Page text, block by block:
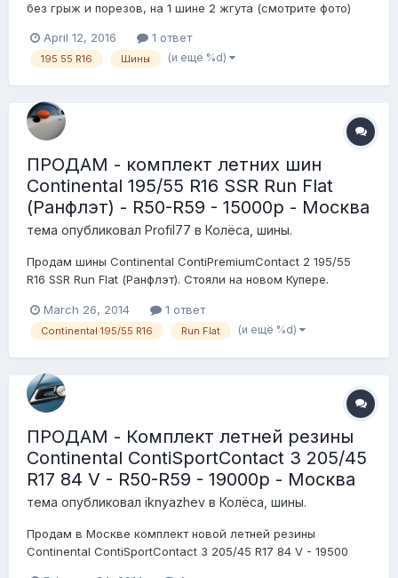
без грыж и порезов, на 1 шине 2 жгута (смотрите фото)
896013133 шесть шесть Александр
April 12, 2016 1 ответ
195 55 R16 Шины (и ещё %d)
ПРОДАМ - комплект летних шин
Continental 195/55 R16 SSR Run Flat
(Ранфлэт) - R50-R59 - 15000р - Москва
тема опубликовал Profil77 в Колёса, шины.
Продам шины Continental ContiPremiumContact 2 195/55
R16 SSR Run Flat (Ранфлэт). Стояли на новом Купере.
Без проколов и т.п. Небольшой торг возможен. Давайте
тыщ 15 попрошу.. т.: 8 (916) 657- шесть два - 8 один
March 26, 2014 1 ответ
Continental 195/55 R16 Run Flat (и ещё %d)
ПРОДАМ - Комплект летней резины
Continental ContiSportContact 3 205/45
R17 84 V - R50-R59 - 19000р - Москва
тема опубликовал iknyazhev в Колёса, шины.
Продам в Москве комплект новой летней резины
Continental ContiSportContact 3 205/45 R17 84 V - 19500